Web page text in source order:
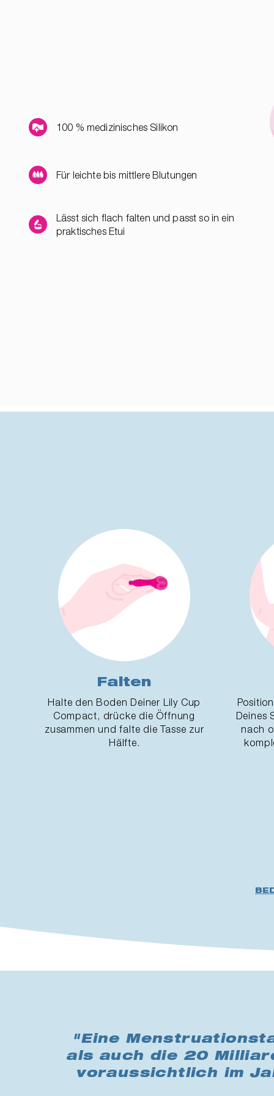
100 % medizinisches Silikon
Für leichte bis mittlere Blutungen
Lässt sich flach falten und passt so in ein
praktisches Etui
Falten
Halte den Boden Deiner Lily Cup
Compact, drücke die Öffnung
zusammen und falte die Tasse zur
Hälfte.
Deines
nach
"Eine
als auch die 20
voraussichtlich im